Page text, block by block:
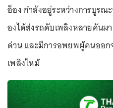
อ็อง กำลังอยู่ระหว่างการบูรณ
องได้ส่งรถดับเพลิงหลายคันม
ด่วน และมีการอพยพผู้คนออก
เพลิงไหม้